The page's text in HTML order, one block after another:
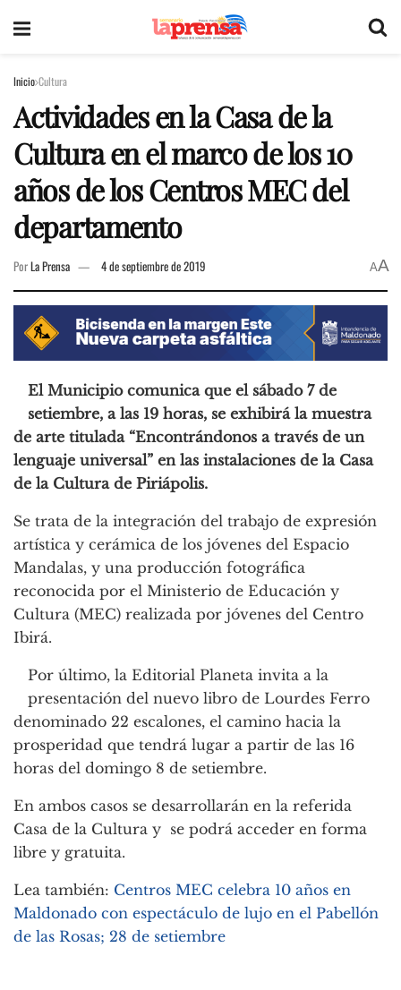
Inicio Cultura
Actividades en la Casa de la
Cultura en el marco de los 10
años de los Centros MEC del
departamento
PorLa Prensa 4 de septiembre de 2019 AA
El Municipio comunica que el sábado 7 de
setiembre, a las 19 horas, se exhibirá la muestra
de arte titulada “Encontrándonos a través de un
lenguaje universal” en las instalaciones de la Casa
de la Cultura de Piriápolis.
Se trata de la integración del trabajo de expresión
artística y cerámica de los jóvenes del Espacio
Mandalas, y una producción fotográfica
reconocida por el Ministerio de Educación y
Cultura (MEC) realizada por jóvenes del Centro
Ibirá.
Por último, la Editorial Planeta invita a la
presentación del nuevo libro de Lourdes Ferro
denominado 22 escalones, el camino hacia la
prosperidad que tendrá lugar a partir de las 16
horas del domingo 8 de setiembre.
En ambos casos se desarrollarán en la referida
Casa de la Cultura y se podrá acceder en forma
libre y gratuita.
Lea también: Centros MEC celebra 10 años en
Maldonado con espectáculo de lujo en el Pabellón
de las Rosas; 28 de setiembre